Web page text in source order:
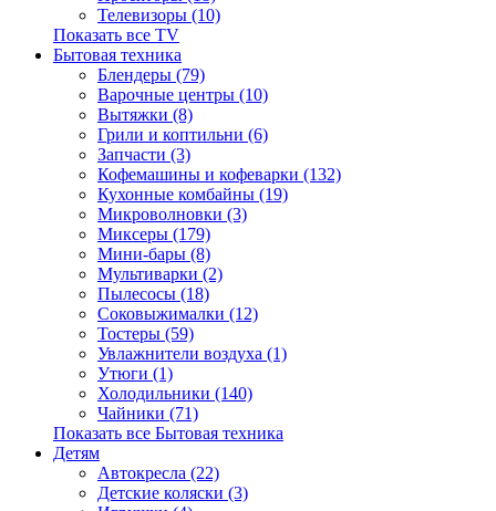
Телевизоры (10)
Показать все TV
Бытовая техника
Блендеры (79)
Варочные центры (10)
Вытяжки (8)
Грили и коптильни (6)
Запчасти (3)
Кофемашины и кофеварки (132)
Кухонные комбайны (19)
Микроволновки (3)
Миксеры (179)
Мини-бары (8)
Мультиварки (2)
Пылесосы (18)
Соковыжималки (12)
Тостеры (59)
Увлажнители воздуха (1)
Утюги (1)
Холодильники (140)
Чайники (71)
Показать все Бытовая техника
Детям
Автокресла (22)
Детские коляски (3)